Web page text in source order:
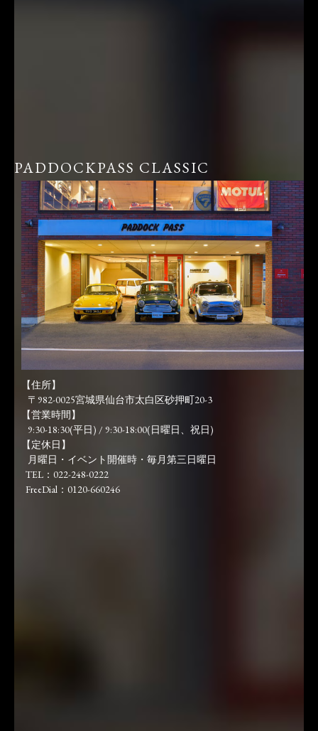
PADDOCKPASS CLASSIC
【住所】
〒982-0025宮城県仙台市太白区砂押町20-3
【営業時間】
9:30-18:30(平日) / 9:30-18:00(日曜日、祝日)
【定休日】
月曜日・イベント開催時・毎月第三日曜日
TEL：022-248-0222
FreeDial：0120-660246